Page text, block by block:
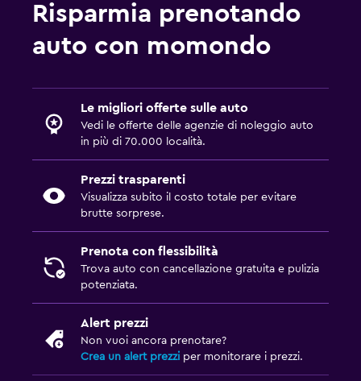
Risparmia prenotando
auto con momondo
Le migliori offerte sulle auto
Vedi le offerte delle agenzie di noleggio auto
in più di 70.000 località.
Prezzi trasparenti
Visualizza subito il costo totale per evitare
brutte sorprese.
Prenota con flessibilità
Trova auto con cancellazione gratuita e pulizia
potenziata.
Alert prezzi
Non vuoi ancora prenotare?
Crea un alert prezzi per monitorare i prezzi.